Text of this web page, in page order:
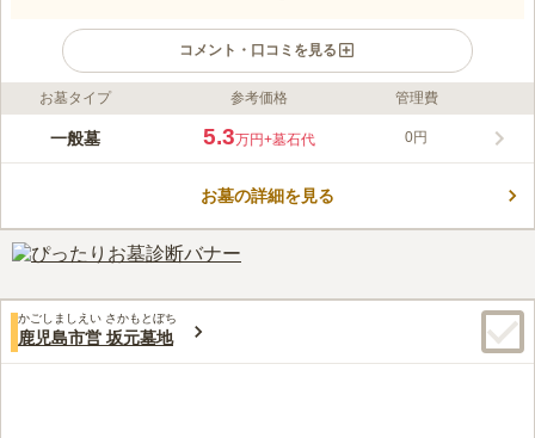
コメント・口コミを見る
ライフドット編集部のコメント
高台にある見晴らしの良い霊園で、豊かな緑に囲まれています。
向き合えます。 墓域の道はコンクリートで舗装されており、駐
ントのひとつです。
口コミ評価
60代男性
入口に花屋がありますが値段が高いのであまり利用しません。
又、近くには食事をするようなお店はありません
口コミの続きを読む
お墓タイプ 参考価格 管理費
一般墓 5.3万円+墓石代 0円
お墓の詳細を見る
かごしましえい さかもとぼち
鹿児島市営 坂元墓地